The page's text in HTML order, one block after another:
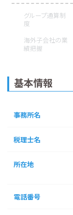
グループ通算制
度
海外子会社の業
績把握
基本情報
事務所名
税理士名
所在地
電話番号